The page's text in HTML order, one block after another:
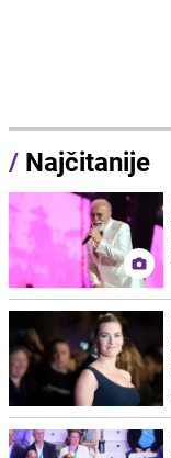
/ Najčitanije